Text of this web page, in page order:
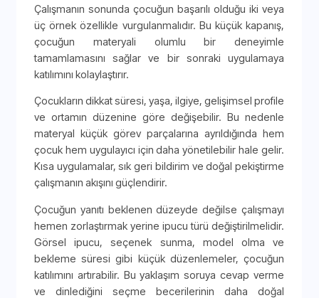
Çalışmanın sonunda çocuğun başarılı olduğu iki veya
üç örnek özellikle vurgulanmalıdır. Bu küçük kapanış,
çocuğun materyali olumlu bir deneyimle
tamamlamasını sağlar ve bir sonraki uygulamaya
katılımını kolaylaştırır.
Çocukların dikkat süresi, yaşa, ilgiye, gelişimsel profile
ve ortamın düzenine göre değişebilir. Bu nedenle
materyal küçük görev parçalarına ayrıldığında hem
çocuk hem uygulayıcı için daha yönetilebilir hale gelir.
Kısa uygulamalar, sık geri bildirim ve doğal pekiştirme
çalışmanın akışını güçlendirir.
Çocuğun yanıtı beklenen düzeyde değilse çalışmayı
hemen zorlaştırmak yerine ipucu türü değiştirilmelidir.
Görsel ipucu, seçenek sunma, model olma ve
bekleme süresi gibi küçük düzenlemeler, çocuğun
katılımını artırabilir. Bu yaklaşım soruya cevap verme
ve dinlediğini seçme becerilerinin daha doğal